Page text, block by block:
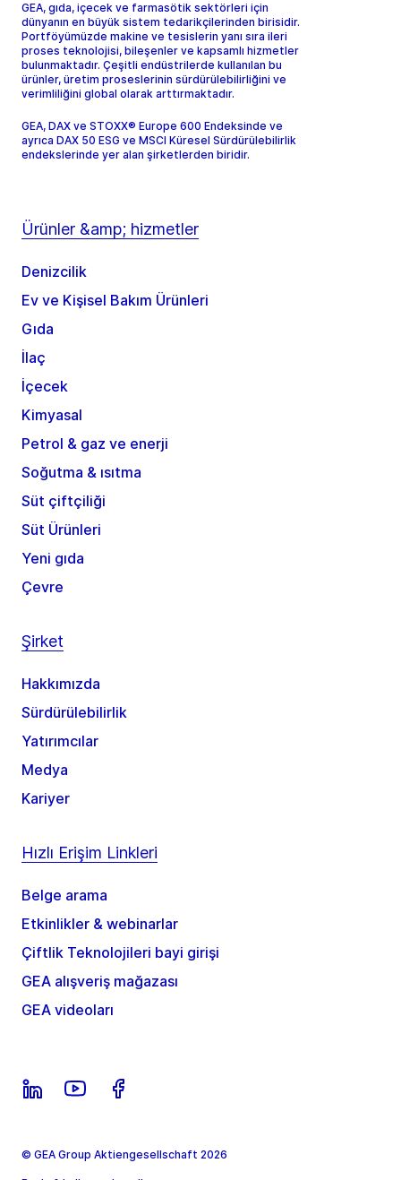
GEA, gıda, içecek ve farmasötik sektörleri için
dünyanın en büyük sistem tedarikçilerinden birisidir.
Portföyümüzde makine ve tesislerin yanı sıra ileri
proses teknolojisi, bileşenler ve kapsamlı hizmetler
bulunmaktadır. Çeşitli endüstrilerde kullanılan bu
ürünler, üretim proseslerinin sürdürülebilirliğini ve
verimliliğini global olarak arttırmaktadır.
GEA, DAX ve STOXX® Europe 600 Endeksinde ve
ayrıca DAX 50 ESG ve MSCI Küresel Sürdürülebilirlik
endekslerinde yer alan şirketlerden biridir.
Ürünler &amp; hizmetler
Denizcilik
Ev ve Kişisel Bakım Ürünleri
Gıda
İlaç
İçecek
Kimyasal
Petrol & gaz ve enerji
Soğutma & ısıtma
Süt çiftçiliği
Süt Ürünleri
Yeni gıda
Çevre
Şirket
Hakkımızda
Sürdürülebilirlik
Yatırımcılar
Medya
Kariyer
Hızlı Erişim Linkleri
Belge arama
Etkinlikler & webinarlar
Çiftlik Teknolojileri bayi girişi
GEA alışveriş mağazası
GEA videoları
© GEA Group Aktiengesellschaft 2026